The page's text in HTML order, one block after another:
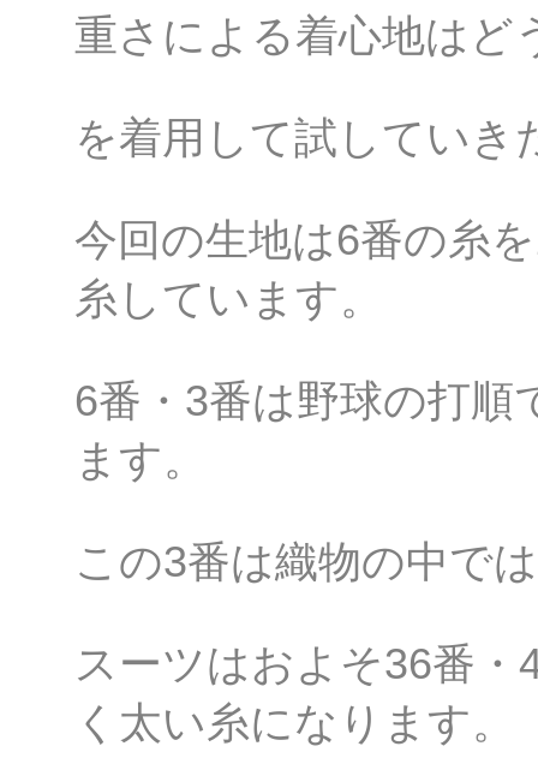
重さによる着心地はど
を着用して試してい
今回の生地は6番の糸
糸しています。
6番・3番は野球の打
ます。
この3番は織物の中で
スーツはおよそ36番
く太い糸になります。